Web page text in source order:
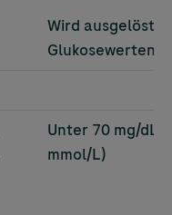
Wird ausgelöst,
Glukosewerten
Unter 70 mg/dL
mmol/L)